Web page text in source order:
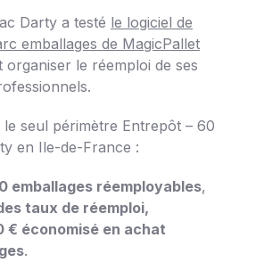
Darty a testé le logiciel de
emballages de MagicPallet
le réemploi de ses
seul périmètre Entrepôt – 60
en Ile-de-France :
emballages réemployables,
taux de réemploi,
€ économisé en achat
.